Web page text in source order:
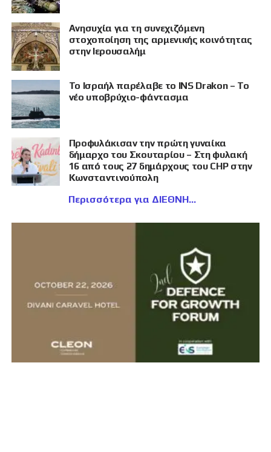
Ανησυχία για τη συνεχιζόμενη
στοχοποίηση της αρμενικής κοινότητας
στην Ιερουσαλήμ
Το Ισραήλ παρέλαβε το INS Drakon – Το
νέο υποβρύχιο-φάντασμα
Προφυλάκισαν την πρώτη γυναίκα
δήμαρχο του Σκουταρίου – Στη φυλακή
16 από τους 27 δημάρχους του CHP στην
Κωνσταντινούπολη
Περισσότερα για ΔΙΕΘΝΗ